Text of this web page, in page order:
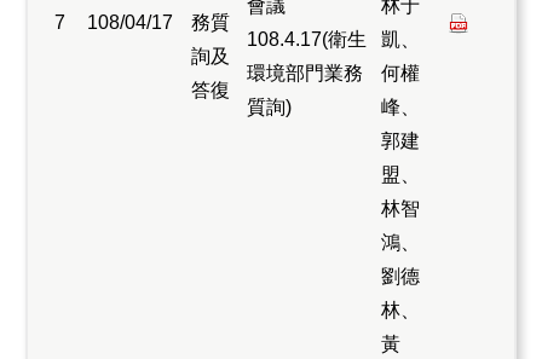
7 108/04/17
務質
詢及
答復
會議
108.4.17(衛生
環境部門業務
質詢)
林于
凱、
何權
峰、
郭建
盟、
林智
鴻、
劉德
林、
黃